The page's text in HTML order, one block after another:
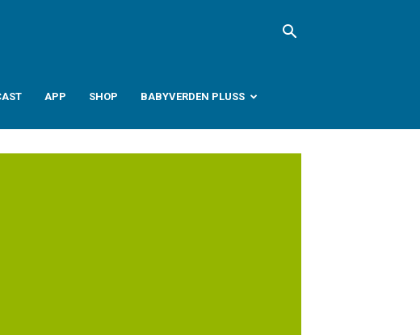
APP SHOP BABYVERDEN PLUSS